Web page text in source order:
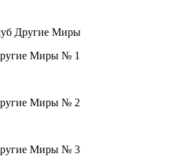
Другие Миры